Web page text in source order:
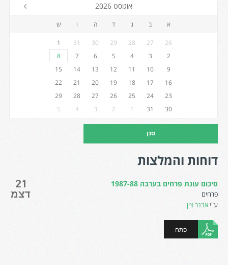
אוגוסט 2026
א ב ג ד ה ו ש
26
27
28
29
30
31
1
2
3
4
5
6
7
8
9
10
11
12
13
14
15
16
17
18
19
20
21
22
23
24
25
26
27
28
29
30
31
1
2
3
4
5
דוחות והמלצות
21
דצמ
סיכום עונת פרחים בערבה 1987-88
פרחים
ע"י אבנר צין
פתח